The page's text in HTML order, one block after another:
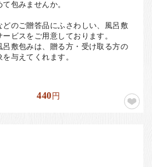
包みませんか。
のご贈答品にふさわしい、風呂敷
ビスをご用意しております。
呂敷包みは、贈る方・受け取る方の
与えてくれます。
440円